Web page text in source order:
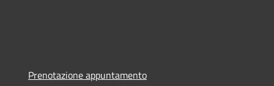
Prenotazione appuntamento